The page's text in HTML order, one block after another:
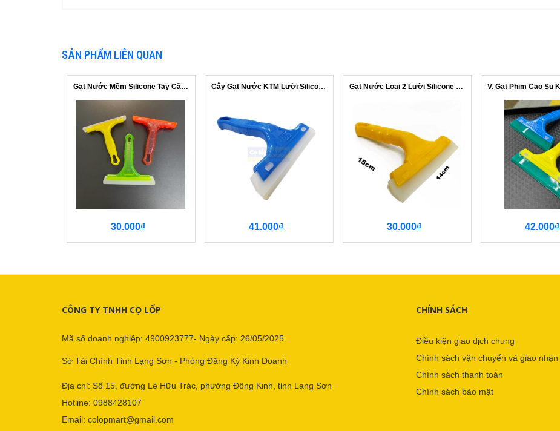
SẢN PHẨM LIÊN QUAN
Gạt Nước Mềm Silicone Tay Cầm Ngắn 2 ...
30.000₫
Cây Gạt Nước KTM Lưỡi Silicone 2 Lớp ...
41.000₫
Gạt Nước Loại 2 Lưỡi Silicone BÌNH DÂN
30.000₫ 42.000₫
CÔNG TY TNHH CỌ LỐP
Mã số doanh nghiệp: 4900923777- Ngày cấp: 26/05/2025
Sở Tài Chính Tỉnh Lạng Sơn - Phòng Đăng Ký Kinh Doanh
Địa chỉ: Số 15, đường Lê Hữu Trác, phường Đông Kinh, tỉnh Lạng Sơn
Hotline: 0988428107
Email: colopmart@gmail.com
CHÍNH SÁCH
Điều kiện giao dịch chung
Chính sách vận chuyển và giao nhận
Chính sách thanh toán
Chính sách bảo mật